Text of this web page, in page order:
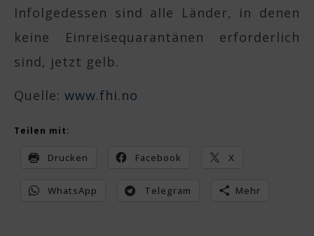
Infolgedessen sind alle Länder, in denen
keine Einreisequarantänen erforderlich
sind, jetzt gelb.
Quelle: www.fhi.no
Teilen mit:
Drucken Facebook X
WhatsApp Telegram Mehr